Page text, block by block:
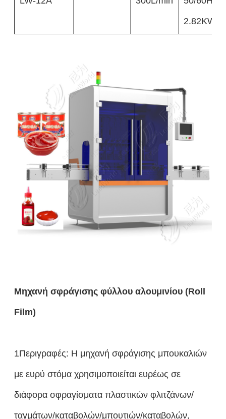
2.82KW
Μηχανή σφράγισης φύλλου αλουμινίου (Roll
Film)
1Περιγραφές: Η μηχανή σφράγισης μπουκαλιών
με ευρύ στόμα χρησιμοποιείται ευρέως σε
διάφορα σφραγίσματα πλαστικών φλιτζάνων/
ταγμάτων/καταβολών/μπουτιών/καταβολών,